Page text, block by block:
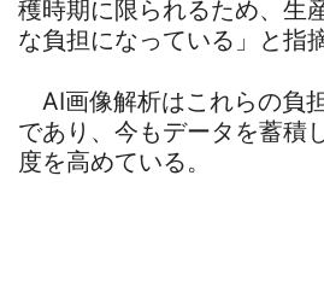
穫時期に限られるため、生
な負担になっている」と指
AI画像解析はこれらの負
であり、今もデータを蓄積
度を高めている。